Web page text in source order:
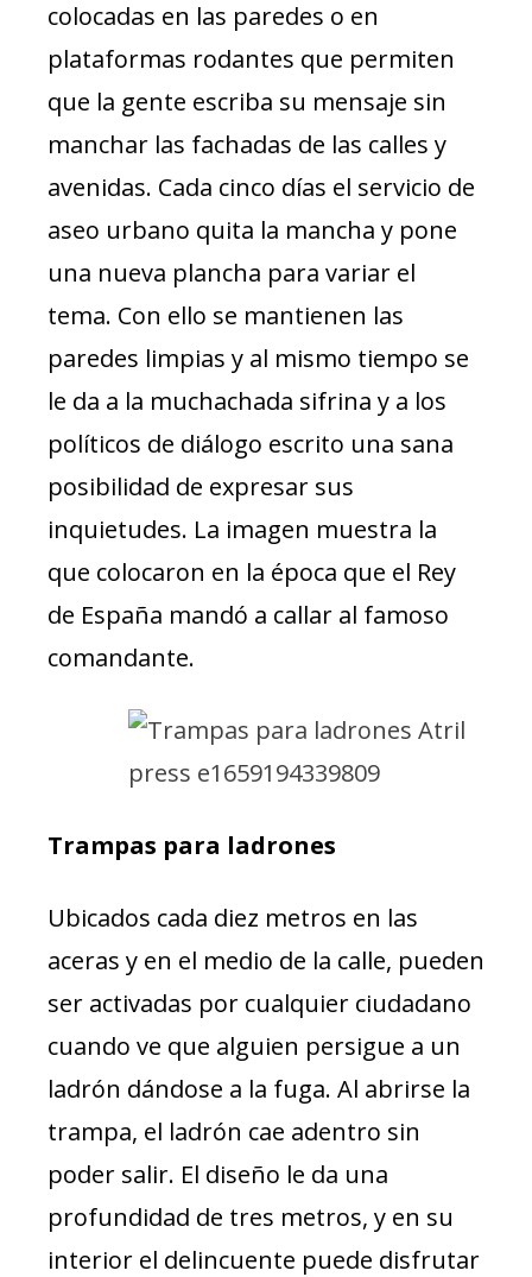
colocadas en las paredes o en
plataformas rodantes que permiten
que la gente escriba su mensaje sin
manchar las fachadas de las calles y
avenidas. Cada cinco días el servicio de
aseo urbano quita la mancha y pone
una nueva plancha para variar el
tema. Con ello se mantienen las
paredes limpias y al mismo tiempo se
le da a la muchachada sifrina y a los
políticos de diálogo escrito una sana
posibilidad de expresar sus
inquietudes. La imagen muestra la
que colocaron en la época que el Rey
de España mandó a callar al famoso
comandante.
Trampas para ladrones
Ubicados cada diez metros en las
aceras y en el medio de la calle, pueden
ser activadas por cualquier ciudadano
cuando ve que alguien persigue a un
ladrón dándose a la fuga. Al abrirse la
trampa, el ladrón cae adentro sin
poder salir. El diseño le da una
profundidad de tres metros, y en su
interior el delincuente puede disfrutar